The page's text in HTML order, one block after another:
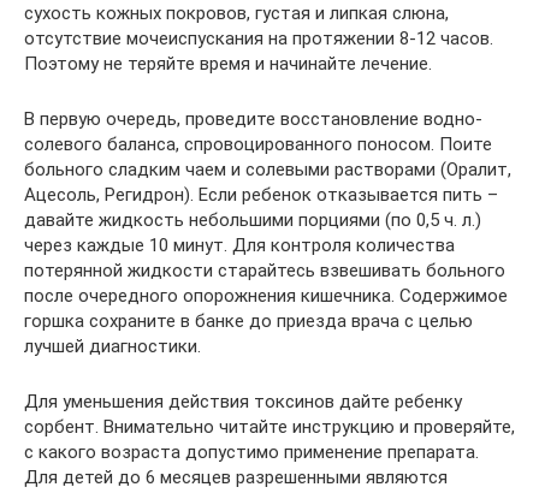
сухость кожных покровов, густая и липкая слюна,
отсутствие мочеиспускания на протяжении 8-12 часов.
Поэтому не теряйте время и начинайте лечение.
В первую очередь, проведите восстановление водно-
солевого баланса, спровоцированного поносом. Поите
больного сладким чаем и солевыми растворами (Оралит,
Ацесоль, Регидрон). Если ребенок отказывается пить –
давайте жидкость небольшими порциями (по 0,5 ч. л.)
через каждые 10 минут. Для контроля количества
потерянной жидкости старайтесь взвешивать больного
после очередного опорожнения кишечника. Содержимое
горшка сохраните в банке до приезда врача с целью
лучшей диагностики.
Для уменьшения действия токсинов дайте ребенку
сорбент. Внимательно читайте инструкцию и проверяйте,
с какого возраста допустимо применение препарата.
Для детей до 6 месяцев разрешенными являются